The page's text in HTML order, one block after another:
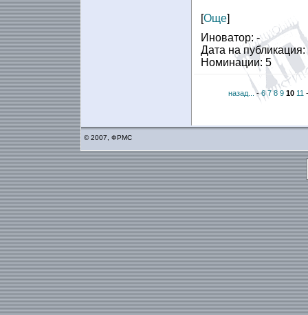
[Още]
Иноватор: -
Дата на
Номинации: 5
назад...-6 7 8 9 10 11
© 2007, ФРМС